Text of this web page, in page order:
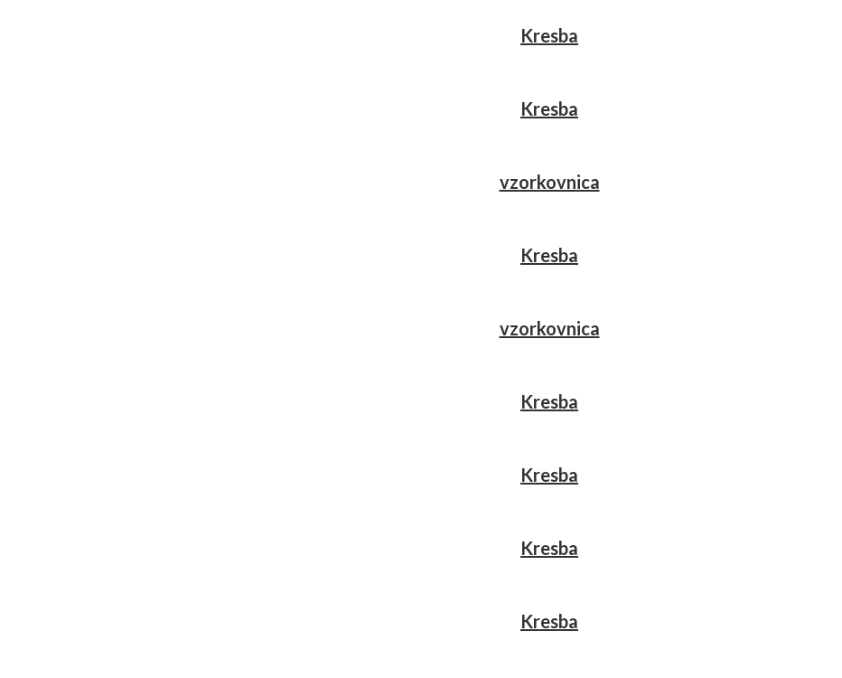
Kresba
Kresba
vzorkovnica
Kresba
vzorkovnica
Kresba
Kresba
Kresba
Kresba